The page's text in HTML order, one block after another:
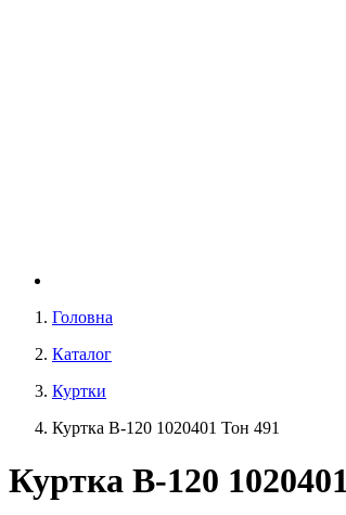
Головна
Каталог
Куртки
Куртка В-120 1020401 Тон 491
Куртка В-120